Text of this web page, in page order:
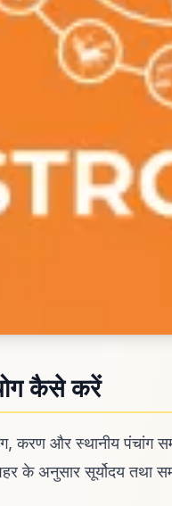
कैसे करें
करण और स्थानीय
के अनुसार सूर्योदय तथा